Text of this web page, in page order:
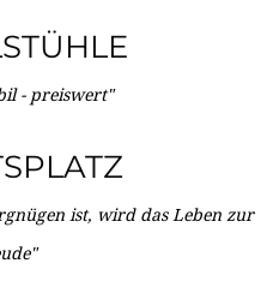
- preiswert"
ist, wird das Leben zur